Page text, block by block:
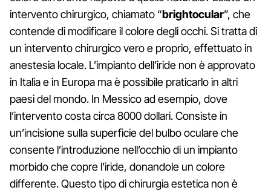
intervento chirurgico, chiamato “brightocular”, che
contende di modificare il colore degli occhi. Si tratta di
un intervento chirurgico vero e proprio, effettuato in
anestesia locale. L’impianto dell’iride non è approvato
in Italia e in Europa ma è possibile praticarlo in altri
paesi del mondo. In Messico ad esempio, dove
l’intervento costa circa 8000 dollari. Consiste in
un’incisione sulla superficie del bulbo oculare che
consente l’introduzione nell’occhio di un impianto
morbido che copre l’iride, donandole un colore
differente. Questo tipo di chirurgia estetica non è